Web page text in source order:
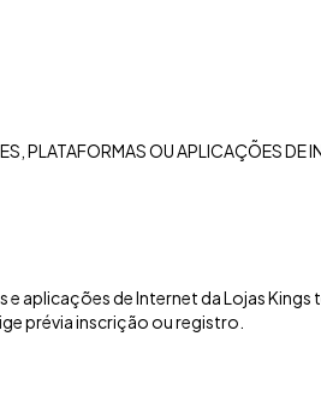
PLATAFORMAS OU APLICAÇÕES DE
aplicações de Internet da Lojas Kings
prévia inscrição ou registro.